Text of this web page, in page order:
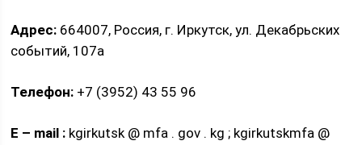
Адрес: 664007, Россия, г. Иркутск, ул. Декабрьских
событий, 107а
Телефон: +7 (3952) 43 55 96
E – mail : kgirkutsk @ mfa . gov . kg ; kgirkutskmfa @